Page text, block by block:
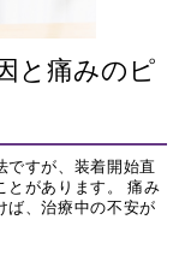
と痛みのピ
ですが、装着開始直
とがあります。 痛み
ば、治療中の不安が